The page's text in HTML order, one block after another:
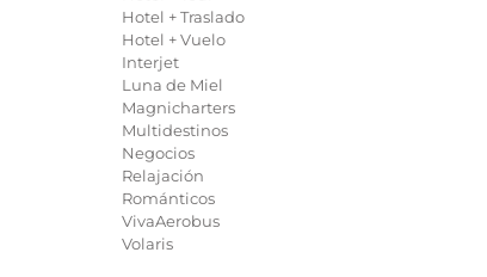
Hotel + Traslado
Hotel + Vuelo
Interjet
Luna de Miel
Magnicharters
Multidestinos
Negocios
Relajación
Románticos
VivaAerobus
Volaris